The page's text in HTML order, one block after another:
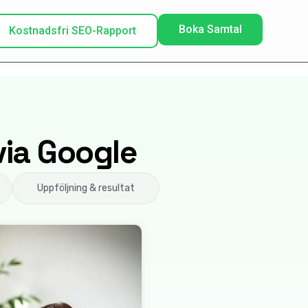
Kostnadsfri SEO-Rapport Boka Samtal
Google
Uppföljning & resultat